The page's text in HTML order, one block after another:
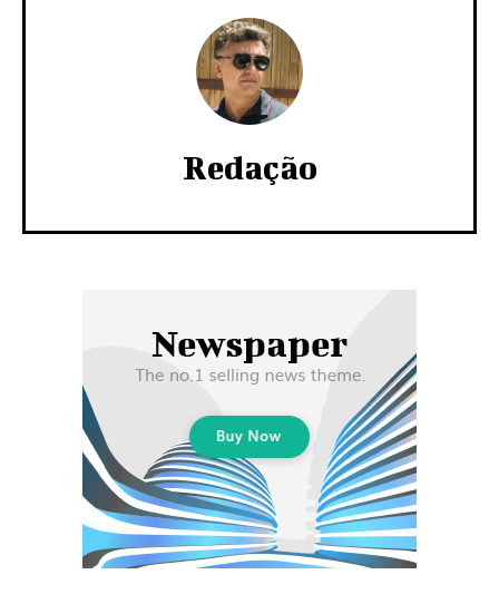
Redação